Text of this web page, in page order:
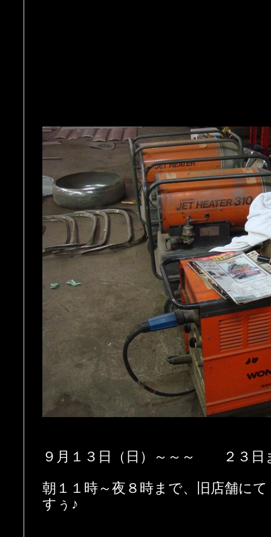
９月１３日（日）～～～ ２３
朝１１時～夜８時まで、旧店舗
すぅ♪